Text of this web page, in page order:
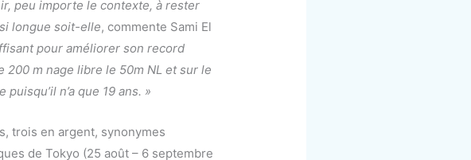
peu importe le contexte, à rester
longue soit-elle, commente Sami El
pour améliorer son record
m nage libre le 50m NL et sur le
n’a que 19 ans. »
trois en argent, synonymes
de Tokyo (25 août – 6 septembre